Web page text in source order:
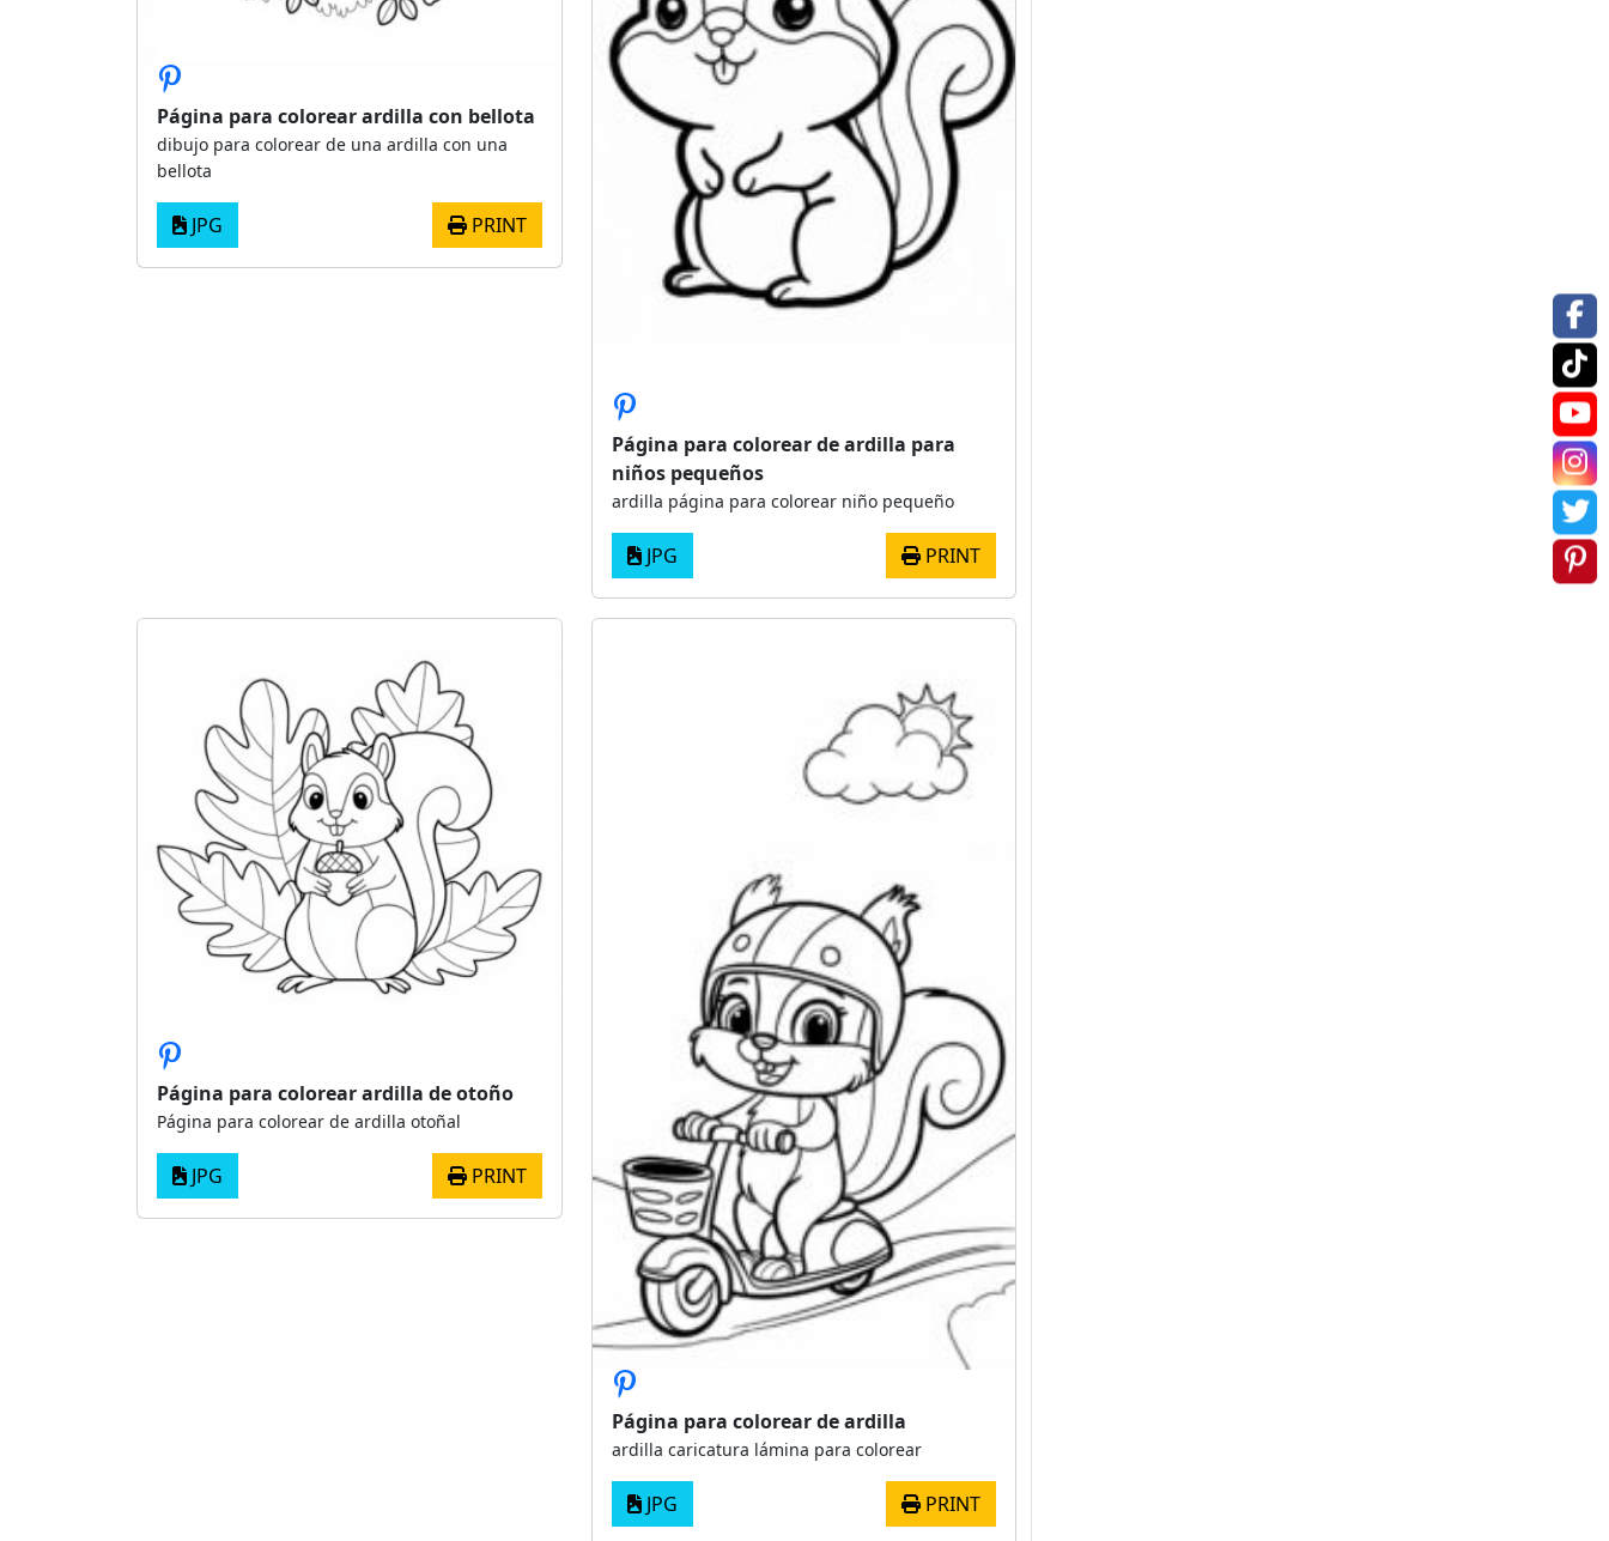
Página para colorear ardilla con bellota
dibujo para colorear de una ardilla con una
bellota
JPG PRINT
Página para colorear de ardilla para
niños pequeños
ardilla página para colorear niño pequeño
JPG PRINT
Página para colorear ardilla de otoño
Página para colorear de ardilla otoñal
JPG PRINT
Página para colorear de ardilla
ardilla caricatura lámina para colorear
JPG PRINT